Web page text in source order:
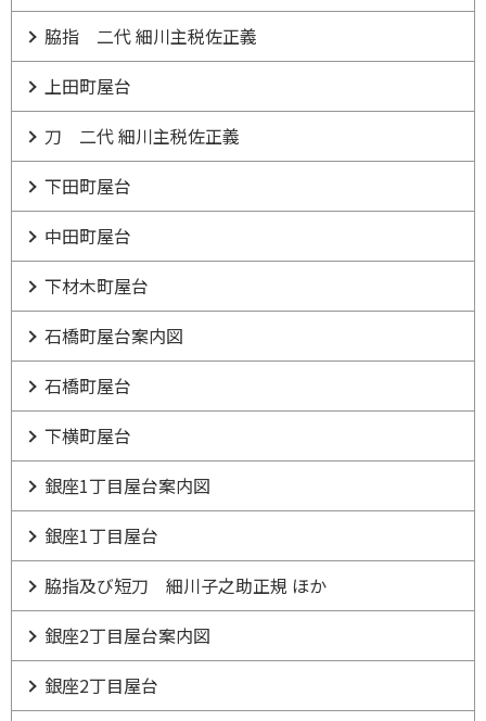
脇指 二代 細川主税佐正義
上田町屋台
刀 二代 細川主税佐正義
下田町屋台
中田町屋台
下材木町屋台
石橋町屋台案内図
石橋町屋台
下横町屋台
銀座1丁目屋台案内図
銀座1丁目屋台
脇指及び短刀 細川子之助正規 ほか
銀座2丁目屋台案内図
銀座2丁目屋台